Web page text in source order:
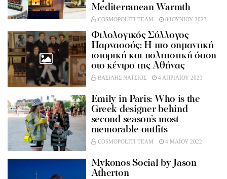
Mediterranean Warmth
COSMOPOLITI TEAM 8 ΙΟΥΝΙΟΥ 2023
Φιλολογικός Σύλλογος
Παρνασσός: Η πιο σημαντική
ιστορική και πολιτιστική όαση
στο κέντρο της Αθήνας
ΒΑΣΙΛΗΣ ΝΑΤΣΙΟΣ 4 ΑΠΡΙΛΙΟΥ 2023
Emily in Paris: Who is the
Greek designer behind
second season’s most
memorable outfits
COSMOPOLITI TEAM 4 ΜΑΪΟΥ 2022
Mykonos Social by Jason
Atherton